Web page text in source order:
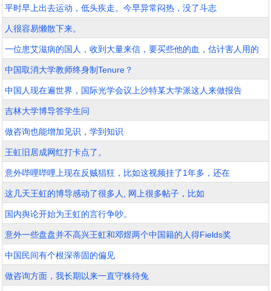
平时早上出去运动，低头疾走。今早异常闷热，没了斗志
人很容易懒散下来。
一位患艾滋病的国人，收到大量来信，要买些他的血，估计害人用的
中国取消大学教师终身制Tenure？
中国人现在遍世界，国际光学会议上沙特某大学派这人来做报告
吉林大学博导答学生问
做咨询也能增加见识，学到知识
王虹旧居成网红打卡点了。
意外哔哩哔哩上现在反贼猖狂，比如这视频挂了1年多，还在
这几天王虹的博导感动了很多人, 网上很多帖子，比如
国内舆论开始为王虹的言行争吵。
意外一些盘盘并不高兴王虹和邓煜两个中国籍的人得Fields奖
中国民间有个根深蒂固的偏见
做咨询方面，我长期以来一直守株待兔